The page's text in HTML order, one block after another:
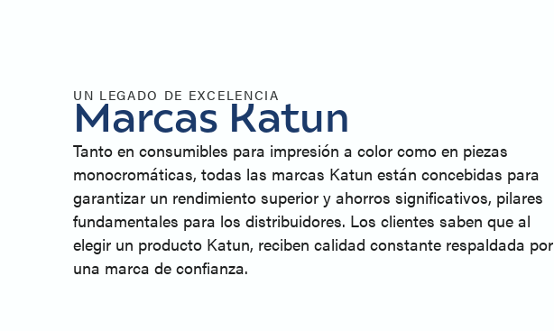
UN LEGADO DE EXCELENCIA
Marcas Katun
Tanto en consumibles para impresión a color como en piezas
monocromáticas, todas las marcas Katun están concebidas para
garantizar un rendimiento superior y ahorros significativos, pilares
fundamentales para los distribuidores. Los clientes saben que al
elegir un producto Katun, reciben calidad constante respaldada por
una marca de confianza.